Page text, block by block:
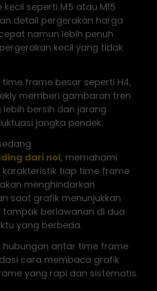
seperti M5 atau M15
detail pergerakan harga
namun lebih penuh
kecil yang tidak
time frame besar seperti H4,
memberi gambaran tren
bersih dan jarang
jangka pendek.
dari nol, memahami
tiap time frame
menghindarkan
saat grafik menunjukkan
tampak berlawanan di dua
yang berbeda.
hubungan antar time frame
cara membaca grafik
yang rapi dan sistematis.